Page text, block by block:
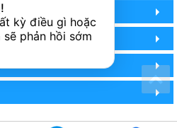
HÀNH)
kỳ điều gì hoặc
sẽ phản hồi sớm